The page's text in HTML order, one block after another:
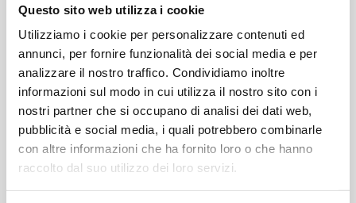
Questo sito web utilizza i cookie
Utilizziamo i cookie per personalizzare contenuti ed
annunci, per fornire funzionalità dei social media e per
analizzare il nostro traffico. Condividiamo inoltre
informazioni sul modo in cui utilizza il nostro sito con i
nostri partner che si occupano di analisi dei dati web,
pubblicità e social media, i quali potrebbero combinarle
con altre informazioni che ha fornito loro o che hanno
raccolto dal suo utilizzo dei loro servizi.
Esagonale 280 ml